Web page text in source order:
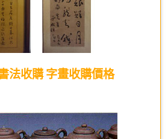
法收購 字畫收購價格